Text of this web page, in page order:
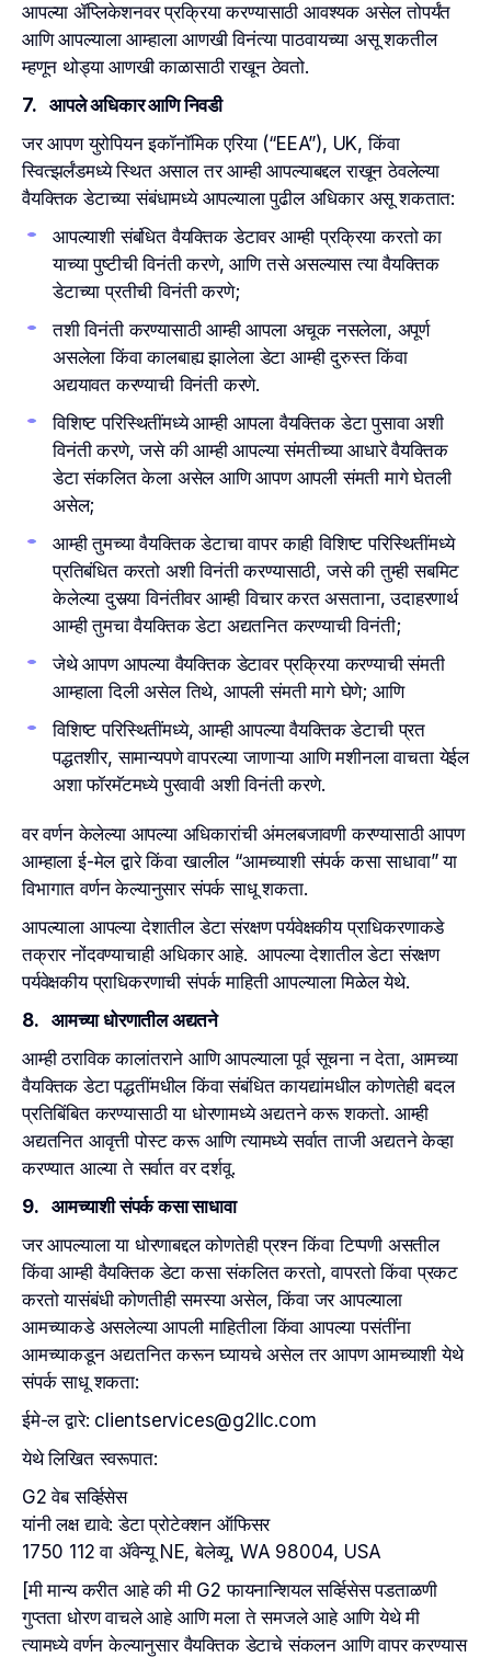
आपल्या ॲप्लिकेशनवर प्रक्रिया करण्यासाठी आवश्यक असेल तोपर्यंत
आणि आपल्याला आम्हाला आणखी विनंत्या पाठवायच्या असू शकतील
म्हणून थोड्या आणखी काळासाठी राखून ठेवतो.
7. आपले अधिकार आणि निवडी
जर आपण युरोपियन इकॉनॉमिक एरिया (“EEA”), UK, किंवा
स्वित्झर्लंडमध्ये स्थित असाल तर आम्ही आपल्याबद्दल राखून ठेवलेल्या
वैयक्तिक डेटाच्या संबंधामध्ये आपल्याला पुढील अधिकार असू शकतात:
आपल्याशी संबंधित वैयक्तिक डेटावर आम्ही प्रक्रिया करतो का
याच्या पुष्टीची विनंती करणे, आणि तसे असल्यास त्या वैयक्तिक
डेटाच्या प्रतीची विनंती करणे;
तशी विनंती करण्यासाठी आम्ही आपला अचूक नसलेला, अपूर्ण
असलेला किंवा कालबाह्य झालेला डेटा आम्ही दुरुस्त किंवा
अद्ययावत करण्याची विनंती करणे.
विशिष्ट परिस्थितींमध्ये आम्ही आपला वैयक्तिक डेटा पुसावा अशी
विनंती करणे, जसे की आम्ही आपल्या संमतीच्या आधारे वैयक्तिक
डेटा संकलित केला असेल आणि आपण आपली संमती मागे घेतली
असेल;
आम्ही तुमच्या वैयक्तिक डेटाचा वापर काही विशिष्ट परिस्थितींमध्ये
प्रतिबंधित करतो अशी विनंती करण्यासाठी, जसे की तुम्ही सबमिट
केलेल्या दुसर्‍या विनंतीवर आम्ही विचार करत असताना, उदाहरणार्थ
आम्ही तुमचा वैयक्तिक डेटा अद्यतनित करण्याची विनंती;
जेथे आपण आपल्या वैयक्तिक डेटावर प्रक्रिया करण्याची संमती
आम्हाला दिली असेल तिथे, आपली संमती मागे घेणे; आणि
विशिष्ट परिस्थितींमध्ये, आम्ही आपल्या वैयक्तिक डेटाची प्रत
पद्धतशीर, सामान्यपणे वापरल्या जाणाऱ्या आणि मशीनला वाचता येईल
अशा फॉरमॅटमध्ये पुरवावी अशी विनंती करणे.
वर वर्णन केलेल्या आपल्या अधिकारांची अंमलबजावणी करण्यासाठी आपण
आम्हाला ई-मेल द्वारे किंवा खालील “आमच्याशी संपर्क कसा साधावा” या
विभागात वर्णन केल्यानुसार संपर्क साधू शकता.
आपल्याला आपल्या देशातील डेटा संरक्षण पर्यवेक्षकीय प्राधिकरणाकडे
तक्रार नोंदवण्याचाही अधिकार आहे. आपल्या देशातील डेटा संरक्षण
पर्यवेक्षकीय प्राधिकरणाची संपर्क माहिती आपल्याला मिळेल येथे.
8. आमच्या धोरणातील अद्यतने
आम्ही ठराविक कालांतराने आणि आपल्याला पूर्व सूचना न देता, आमच्या
वैयक्तिक डेटा पद्धतींमधील किंवा संबंधित कायद्यांमधील कोणतेही बदल
प्रतिबिंबित करण्यासाठी या धोरणामध्ये अद्यतने करू शकतो. आम्ही
अद्यतनित आवृत्ती पोस्ट करू आणि त्यामध्ये सर्वात ताजी अद्यतने केव्हा
करण्यात आल्या ते सर्वात वर दर्शवू.
9. आमच्याशी संपर्क कसा साधावा
जर आपल्याला या धोरणाबद्दल कोणतेही प्रश्न किंवा टिप्पणी असतील
किंवा आम्ही वैयक्तिक डेटा कसा संकलित करतो, वापरतो किंवा प्रकट
करतो यासंबंधी कोणतीही समस्या असेल, किंवा जर आपल्याला
आमच्याकडे असलेल्या आपली माहितीला किंवा आपल्या पसंतींना
आमच्याकडून अद्यतनित करून घ्यायचे असेल तर आपण आमच्याशी येथे
संपर्क साधू शकता:
ईमे-ल द्वारे: clientservices@g2llc.com
येथे लिखित स्वरूपात:
G2 वेब सर्व्हिसेस
यांनी लक्ष द्यावे: डेटा प्रोटेक्शन ऑफिसर
1750 112 वा ॲवेन्यू NE, बेलेव्यू, WA 98004, USA
[मी मान्य करीत आहे की मी G2 फायनान्शियल सर्व्हिसेस पडताळणी
गुप्तता धोरण वाचले आहे आणि मला ते समजले आहे आणि येथे मी
त्यामध्ये वर्णन केल्यानुसार वैयक्तिक डेटाचे संकलन आणि वापर करण्यास